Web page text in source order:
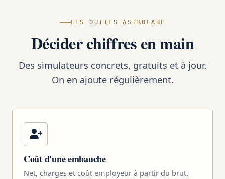
LES OUTILS ASTROLABE
Décider chiffres en main
Des simulateurs concrets, gratuits et à jour.
On en ajoute régulièrement.
Coût d'une embauche
Net, charges et coût employeur à partir du brut.